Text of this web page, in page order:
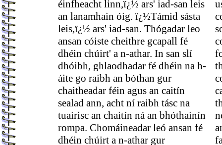
éinfheacht linn,ï¿½ ars' iad-san leis
an lanamhain óig. ï¿½Támid sásta
leis,ï¿½ ars' iad-san. Thógadar leo
ansan cóiste cheithre gcapall fé
dhéin chúirt' a n-athar. In san slí
dhóibh, ghlaodhadar fé dhéin na h-
áite go raibh an bóthan gur
chaitheadar féin agus an caitín
sealad ann, acht ní raibh tásc na
tuairisc an chaitín ná an bhóthainín
rompa. Chomáineadar leó ansan fé
dhéin chúirt a n-athar gur